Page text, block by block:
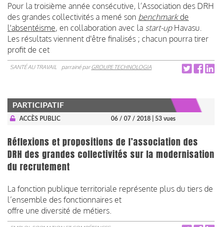
Pour la troisième année consécutive, l’Association des DRH
des grandes collectivités a mené son benchmarkde
l'absentéisme, en collaboration avec la start-upHavasu.
Les résultats viennent d'être finalisés ; chacun pourra tirer
profit de cet
SANTÉ AU TRAVAIL parrainé parGROUPE TECHNOLOGIA
PARTICIPATIF
ACCÈS PUBLIC 06 / 07 / 2018 | 53 vues
Réflexions et propositions de l’association des
DRH des grandes collectivités sur la modernisation
du recrutement
La fonction publique territoriale représente plus du tiers de
l’ensemble des fonctionnaires et
offre une diversité de métiers.